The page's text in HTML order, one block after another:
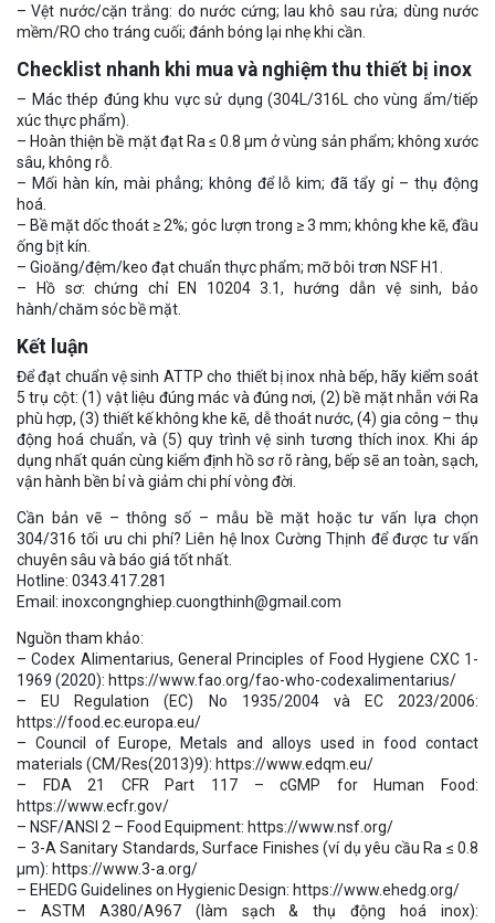
– Vệt nước/cặn trắng: do nước cứng; lau khô sau rửa; dùng nước
mềm/RO cho tráng cuối; đánh bóng lại nhẹ khi cần.
Checklist nhanh khi mua và nghiệm thu thiết bị inox
– Mác thép đúng khu vực sử dụng (304L/316L cho vùng ẩm/tiếp
xúc thực phẩm).
– Hoàn thiện bề mặt đạt Ra ≤ 0.8 µm ở vùng sản phẩm; không xước
sâu, không rỗ.
– Mối hàn kín, mài phẳng; không để lỗ kim; đã tẩy gỉ – thụ động
hoá.
– Bề mặt dốc thoát ≥ 2%; góc lượn trong ≥ 3 mm; không khe kẽ, đầu
ống bịt kín.
– Gioăng/đệm/keo đạt chuẩn thực phẩm; mỡ bôi trơn NSF H1.
– Hồ sơ: chứng chỉ EN 10204 3.1, hướng dẫn vệ sinh, bảo
hành/chăm sóc bề mặt.
Kết luận
Để đạt chuẩn vệ sinh ATTP cho thiết bị inox nhà bếp, hãy kiểm soát
5 trụ cột: (1) vật liệu đúng mác và đúng nơi, (2) bề mặt nhẵn với Ra
phù hợp, (3) thiết kế không khe kẽ, dễ thoát nước, (4) gia công – thụ
động hoá chuẩn, và (5) quy trình vệ sinh tương thích inox. Khi áp
dụng nhất quán cùng kiểm định hồ sơ rõ ràng, bếp sẽ an toàn, sạch,
vận hành bền bỉ và giảm chi phí vòng đời.
Cần bản vẽ – thông số – mẫu bề mặt hoặc tư vấn lựa chọn
304/316 tối ưu chi phí? Liên hệ Inox Cường Thịnh để được tư vấn
chuyên sâu và báo giá tốt nhất.
Hotline: 0343.417.281
Email: inoxcongnghiep.cuongthinh@gmail.com
Nguồn tham khảo:
– Codex Alimentarius, General Principles of Food Hygiene CXC 1-
1969 (2020): https://www.fao.org/fao-who-codexalimentarius/
– EU Regulation (EC) No 1935/2004 và EC 2023/2006:
https://food.ec.europa.eu/
– Council of Europe, Metals and alloys used in food contact
materials (CM/Res(2013)9): https://www.edqm.eu/
– FDA 21 CFR Part 117 – cGMP for Human Food:
https://www.ecfr.gov/
– NSF/ANSI 2 – Food Equipment: https://www.nsf.org/
– 3-A Sanitary Standards, Surface Finishes (ví dụ yêu cầu Ra ≤ 0.8
µm): https://www.3-a.org/
– EHEDG Guidelines on Hygienic Design: https://www.ehedg.org/
– ASTM A380/A967 (làm sạch & thụ động hoá inox):